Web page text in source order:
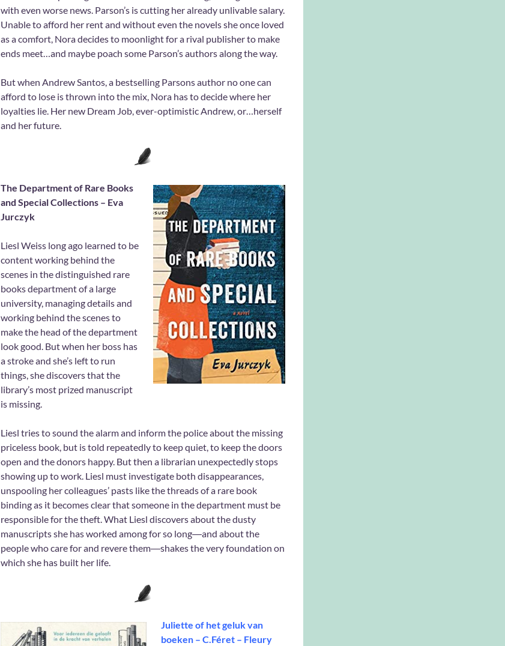
with even worse news. Parson’s is cutting her already unlivable salary.
Unable to afford her rent and without even the novels she once loved
as a comfort, Nora decides to moonlight for a rival publisher to make
ends meet…and maybe poach some Parson’s authors along the way.
But when Andrew Santos, a bestselling Parsons author no one can
afford to lose is thrown into the mix, Nora has to decide where her
loyalties lie. Her new Dream Job, ever-optimistic Andrew, or…herself
and her future.
The Department of Rare Books
and Special Collections – Eva
Jurczyk
Liesl Weiss long ago learned to be
content working behind the
scenes in the distinguished rare
books department of a large
university, managing details and
working behind the scenes to
make the head of the department
look good. But when her boss has
a stroke and she’s left to run
things, she discovers that the
library’s most prized manuscript
is missing.
Liesl tries to sound the alarm and inform the police about the missing
priceless book, but is told repeatedly to keep quiet, to keep the doors
open and the donors happy. But then a librarian unexpectedly stops
showing up to work. Liesl must investigate both disappearances,
unspooling her colleagues’ pasts like the threads of a rare book
binding as it becomes clear that someone in the department must be
responsible for the theft. What Liesl discovers about the dusty
manuscripts she has worked among for so long―and about the
people who care for and revere them―shakes the very foundation on
which she has built her life.
Juliette of het geluk van
boeken – C.Féret – Fleury